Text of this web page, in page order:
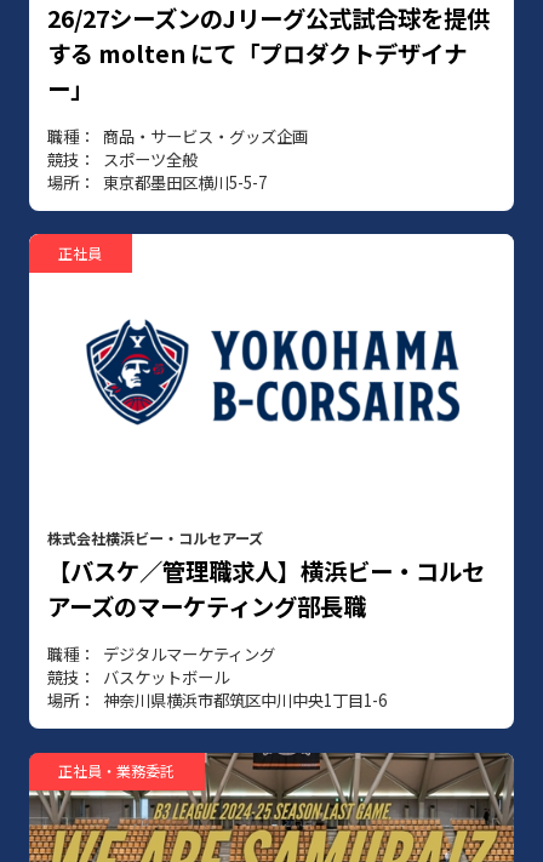
26/27シーズンのJリーグ公式試合球を提供
する molten にて「プロダクトデザイナ
ー」
職種
商品・サービス・グッズ企画
競技
スポーツ全般
場所
東京都墨田区横川5-5-7
正社員
株式会社横浜ビー・コルセアーズ
【バスケ／管理職求人】横浜ビー・コルセ
アーズのマーケティング部長職
職種
デジタルマーケティング
競技
バスケットボール
場所
神奈川県横浜市都筑区中川中央1丁目1-6
正社員・業務委託